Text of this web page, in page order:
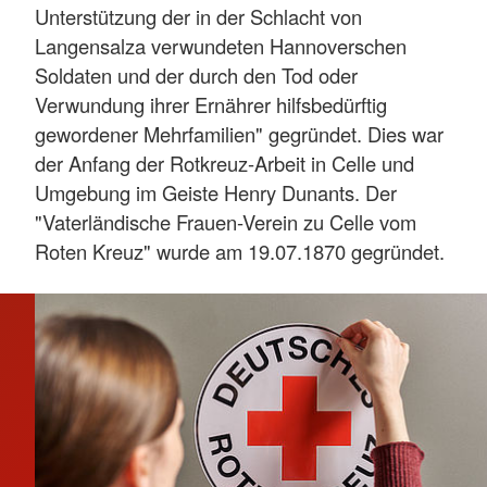
Schwesternschaft am 04.02.1950 ein neuer
Verband gegründet werden: das Deutsche Rote
Kreuz e. V. mit Sitz in Berlin und der
Geschäftsstelle in Bonn. Es wurde am
26.02.1951 von der Bundesregierung
anerkannt, am 26.06.1952 vom Internationalen
Komitee des Roten Kreuzes (IKRK) und am
24.07.1952 in die Liga der Rotkreuz-
Gesellschaften aufgenommen.
Mehr anzeigen
Unterstützung der in der Schlacht von
Langensalza verwundeten Hannoverschen
Soldaten und der durch den Tod oder
Verwundung ihrer Ernährer hilfsbedürftig
gewordener Mehrfamilien" gegründet. Dies war
der Anfang der Rotkreuz-Arbeit in Celle und
Umgebung im Geiste Henry Dunants. Der
"Vaterländische Frauen-Verein zu Celle vom
Roten Kreuz" wurde am 19.07.1870 gegründet.
Der DRK-Kreisverband Celle e. V. ist am
01.01.2003 aus der Zusammenlegung der
ehemaligen Kreisverbände Celle-Land und
Celle-Stadt hervorgegangen. Der DRK-
Kreisverband Celle-Land e. V. ist am
04.01.1949 erstmalig ins Vereinsregister
eingetragen worden.